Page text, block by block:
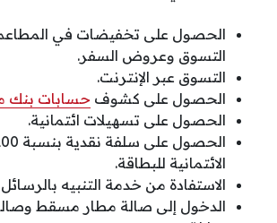
الحصول على تخفيضات في
التسوق وعروض السفر.
التسوق عبر الإنترنت.
الحصول على كشوف حسابات
الحصول على تسهيلات ائتمانية.
الائتمانية للبطاقة.
الاستفادة من خدمة التنبيه
الدخول إلى صالة مطار مسقط